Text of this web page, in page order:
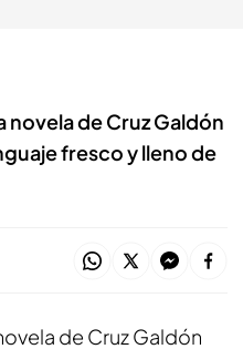
novela de Cruz Galdón
fresco y lleno de
de Cruz Galdón